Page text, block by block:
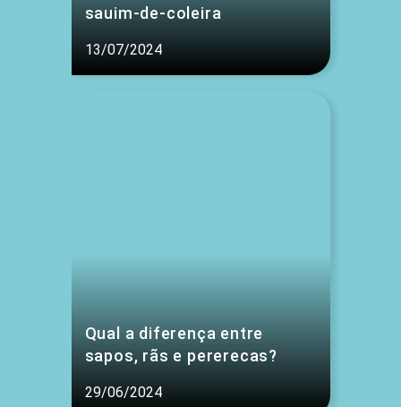
sauim-de-coleira
13/07/2024
Qual a diferença entre
sapos, rãs e pererecas?
29/06/2024